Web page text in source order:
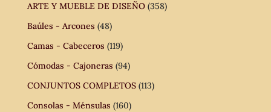
ARTE Y MUEBLE DE DISEÑO (358)
Baúles - Arcones (48)
Camas - Cabeceros (119)
Cómodas - Cajoneras (94)
CONJUNTOS COMPLETOS (113)
Consolas - Ménsulas (160)